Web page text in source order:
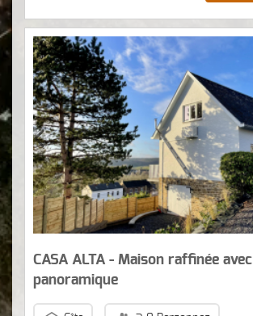
CASA ALTA - Maison raffinée
panoramique